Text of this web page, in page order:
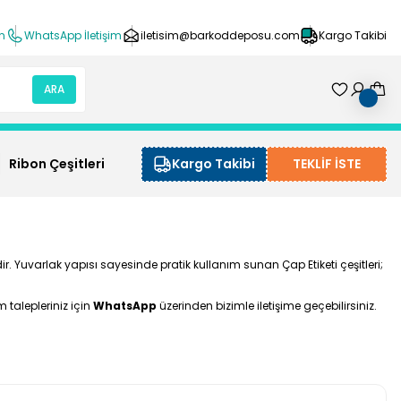
WhatsApp İletişim iletisim@barkoddeposu.com Kargo Takibi
ARA
Ribon Çeşitleri Kargo Takibi TEKLİF İSTE
yapısı sayesinde pratik kullanım sunan Çap Etiketi çeşitleri;
talepleriniz için WhatsApp üzerinden bizimle iletişime geçebilirsiniz.